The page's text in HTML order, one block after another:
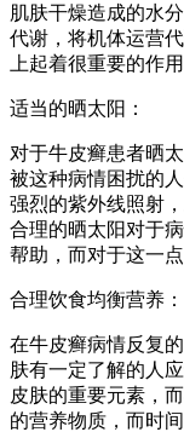
肌肤干燥造成的水
代谢，将机体运营
上起着很重要的作用
适当的晒太阳：
对于牛皮癣患者晒
被这种病情困扰的
强烈的紫外线照射
合理的晒太阳对于
帮助，而对于这一
合理饮食均衡营养：
在牛皮癣病情反复
肤有一定了解的人
皮肤的重要元素，
的营养物质，而时